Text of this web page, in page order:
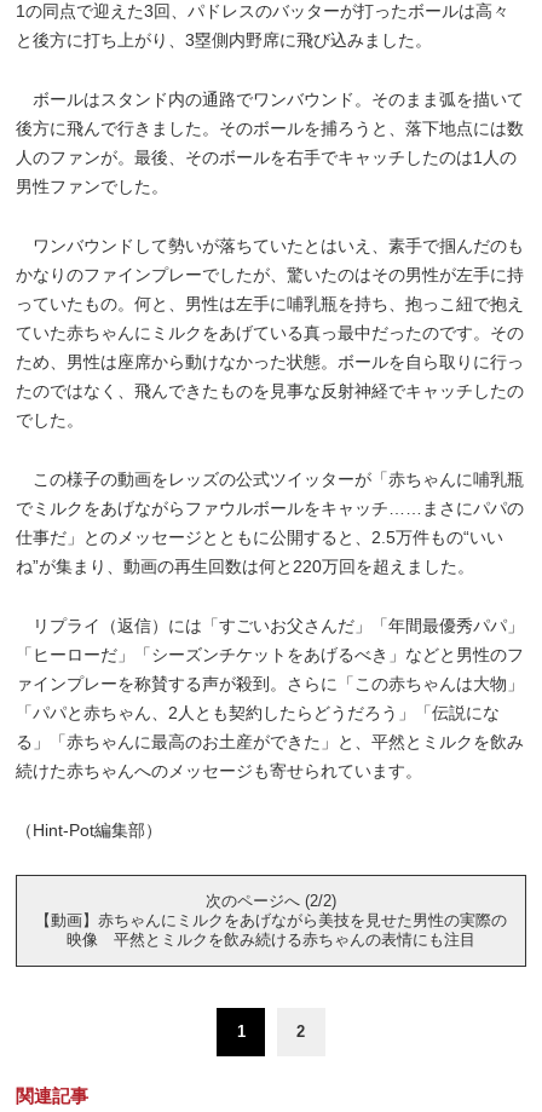
1の同点で迎えた3回、パドレスのバッターが打ったボールは高々
と後方に打ち上がり、3塁側内野席に飛び込みました。
ボールはスタンド内の通路でワンバウンド。そのまま弧を描いて
後方に飛んで行きました。そのボールを捕ろうと、落下地点には数
人のファンが。最後、そのボールを右手でキャッチしたのは1人の
男性ファンでした。
ワンバウンドして勢いが落ちていたとはいえ、素手で掴んだのも
かなりのファインプレーでしたが、驚いたのはその男性が左手に持
っていたもの。何と、男性は左手に哺乳瓶を持ち、抱っこ紐で抱え
ていた赤ちゃんにミルクをあげている真っ最中だったのです。その
ため、男性は座席から動けなかった状態。ボールを自ら取りに行っ
たのではなく、飛んできたものを見事な反射神経でキャッチしたの
でした。
この様子の動画をレッズの公式ツイッターが「赤ちゃんに哺乳瓶
でミルクをあげながらファウルボールをキャッチ……まさにパパの
仕事だ」とのメッセージとともに公開すると、2.5万件もの“いい
ね”が集まり、動画の再生回数は何と220万回を超えました。
リプライ（返信）には「すごいお父さんだ」「年間最優秀パパ」
「ヒーローだ」「シーズンチケットをあげるべき」などと男性のフ
ァインプレーを称賛する声が殺到。さらに「この赤ちゃんは大物」
「パパと赤ちゃん、2人とも契約したらどうだろう」「伝説にな
る」「赤ちゃんに最高のお土産ができた」と、平然とミルクを飲み
続けた赤ちゃんへのメッセージも寄せられています。
（Hint-Pot編集部）
次のページへ (2/2)
【動画】赤ちゃんにミルクをあげながら美技を見せた男性の実際の
映像 平然とミルクを飲み続ける赤ちゃんの表情にも注目
1 2
関連記事